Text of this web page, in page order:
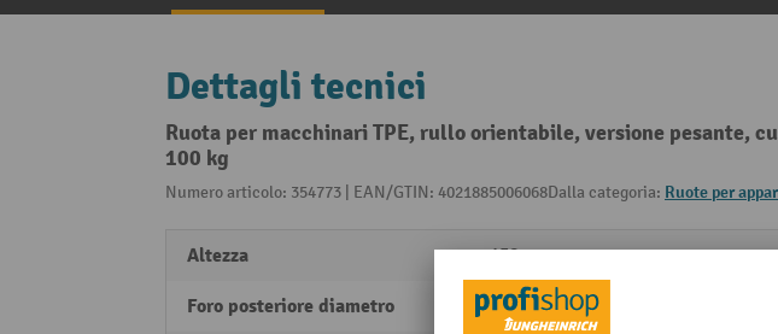
Dettagli tecnici
Ruota per macchinari TPE, rullo orientabile, versione pesante,
100 kg
Numero articolo: 354773 | EAN/GTIN: 4021885006068Dalla categoria: Ruote per
Altezza 158 mm
Foro posteriore diametro 12.2 mm